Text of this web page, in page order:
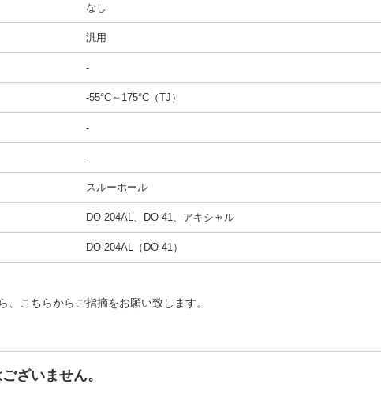
なし
汎用
-
-55°C～175°C（TJ）
-
-
スルーホール
DO-204AL、DO-41、アキシャル
DO-204AL（DO-41）
、こちらからご指摘をお願い致します。
ざいません。